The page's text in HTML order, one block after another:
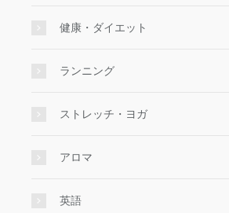
健康・ダイエット
ランニング
ストレッチ・ヨガ
アロマ
英語